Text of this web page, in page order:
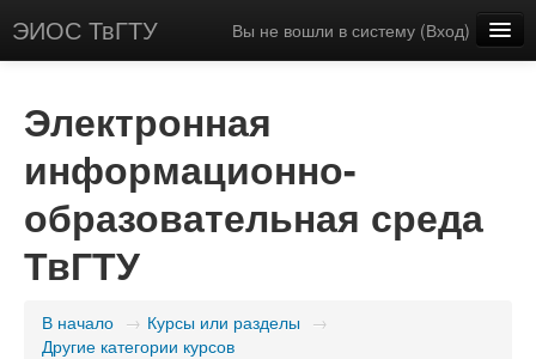
ЭИОС ТвГТУ Вы не вошли в систему (Вход)
Электронная
информационно-
образовательная среда
ТвГТУ
В начало → Курсы или разделы →
Другие категории курсов